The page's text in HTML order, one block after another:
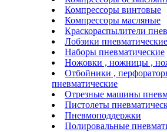
Компрессоры винтовые
Компрессоры масляные
Краскораспылители
Лобзики пневматические
Наборы пневматические
Ножовки , ножницы ,
Отбойники ,
пневматические
Отрезные машины
Пистолеты
Пневмоподдержки
Полировальные